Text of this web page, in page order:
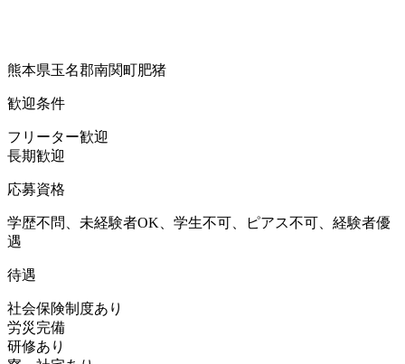
熊本県玉名郡南関町肥猪
歓迎条件
フリーター歓迎
長期歓迎
応募資格
学歴不問、未経験者OK、学生不可、ピアス不可、経験者優
遇
待遇
社会保険制度あり
労災完備
研修あり